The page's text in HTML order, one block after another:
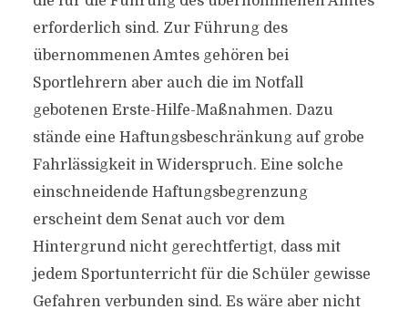
erforderlich sind. Zur Führung des
übernommenen Amtes gehören bei
Sportlehrern aber auch die im Notfall
gebotenen Erste-Hilfe-Maßnahmen. Dazu
stände eine Haftungsbeschränkung auf grobe
Fahrlässigkeit in Widerspruch. Eine solche
einschneidende Haftungsbegrenzung
erscheint dem Senat auch vor dem
Hintergrund nicht gerechtfertigt, dass mit
jedem Sportunterricht für die Schüler gewisse
Gefahren verbunden sind. Es wäre aber nicht